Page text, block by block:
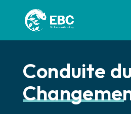
Conduite